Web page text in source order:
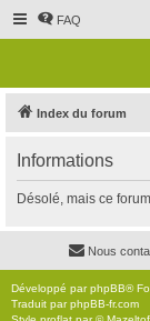
FAQ
Index du forum
Informations
Désolé, mais ce
Nous
Développé parphpBB®
Traduit parphpBB-fr.com